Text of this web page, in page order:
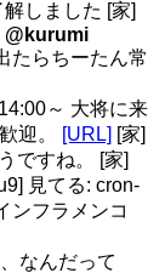
しました [家]
@kurumi
たらちーたん常
～ 大将に来
迎。
[URL] [家]
ですね。 [家]
見てる: cron-
ンフラメンコ
なんだって